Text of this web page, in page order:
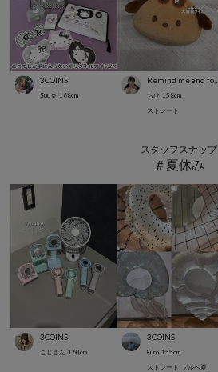
3COINS
Suu☺︎ 168cm ちひ 158cm
ストレート
スタッフスナップ
＃夏休み
3COINS
こじさん 160cm
3COINS
kuro 155cm
ストレート ブルベ夏